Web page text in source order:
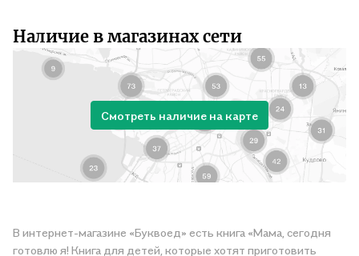
Наличие в магазинах сети
Смотреть наличие на карте
В интернет-магазине «Буквоед» есть книга «Мама, сегодня
готовлю я! Книга для детей, которые хотят приготовить